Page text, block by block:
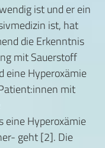
ist und er ein
ist, hat
die Erkenntnis
mit Sauerstoff
eine Hyperoxämie
mit
eine Hyperoxämie
geht [2]. Die